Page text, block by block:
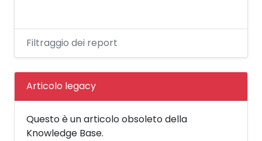
Filtraggio dei report
Articolo legacy
Questo è un articolo obsoleto della
Knowledge Base.